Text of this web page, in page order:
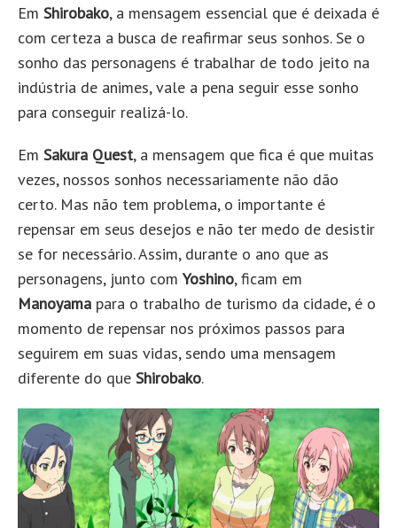
Em Shirobako, a mensagem essencial que é deixada é
com certeza a busca de reafirmar seus sonhos. Se o
sonho das personagens é trabalhar de todo jeito na
indústria de animes, vale a pena seguir esse sonho
para conseguir realizá-lo.
Em Sakura Quest, a mensagem que fica é que muitas
vezes, nossos sonhos necessariamente não dão
certo. Mas não tem problema, o importante é
repensar em seus desejos e não ter medo de desistir
se for necessário. Assim, durante o ano que as
personagens, junto comYoshino, ficam em
Manoyama para o trabalho de turismo da cidade, é o
momento de repensar nos próximos passos para
seguirem em suas vidas, sendo uma mensagem
diferente do que Shirobako.